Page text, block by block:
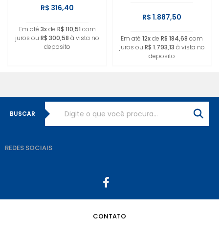
R$ 316,40
Em até 3xde R$ 110,51 com
juros ou R$ 300,58 à vista no
deposito
R$ 1.887,50
Em até 12xde R$ 184,68 com
juros ou R$ 1.793,13 à vista no
deposito
BUSCAR
REDES SOCIAIS
CONTATO